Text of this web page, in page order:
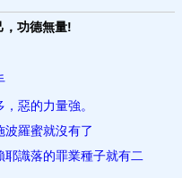
，功德無量!
惡的力量強。
羅蜜就沒有了
識落的罪業種子就有二